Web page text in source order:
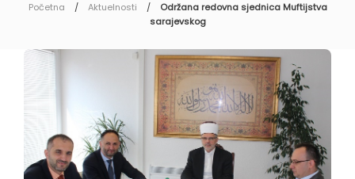
Početna Aktuelnosti
Održana redovna sjednica Muftijstva
sarajevskog